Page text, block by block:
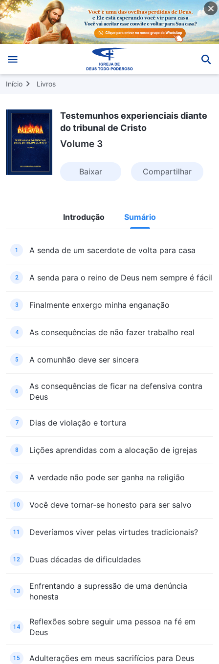
Início Livros
Testemunhos experienciais diante
do tribunal de Cristo
Volume 3
Baixar Compartilhar
Introdução Sumário
1 A senda de um sacerdote de volta para casa
2 A senda para o reino de Deus nem sempre é fácil
3 Finalmente enxergo minha enganação
4 As consequências de não fazer trabalho real
5 A comunhão deve ser sincera
6
As consequências de ficar na defensiva contra
Deus
7 Dias de violação e tortura
8 Lições aprendidas com a alocação de igrejas
9 A verdade não pode ser ganha na religião
10 Você deve tornar-se honesto para ser salvo
11 Deveríamos viver pelas virtudes tradicionais?
12 Duas décadas de dificuldades
13
Enfrentando a supressão de uma denúncia
honesta
14
Reflexões sobre seguir uma pessoa na fé em
Deus
15 Adulterações em meus sacrifícios para Deus